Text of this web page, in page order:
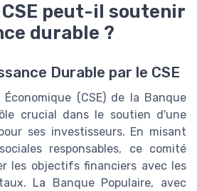
peut-il soutenir
durable ?
Durable par le CSE
(CSE) de la Banque
crucial dans le soutien d'une
ses investisseurs. En misant
responsables, ce comité
les objectifs financiers avec les
La Banque Populaire, avec